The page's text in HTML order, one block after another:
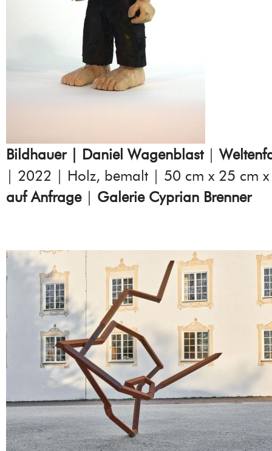
Bildhauer | Daniel Wagenblast|
| 2022 | Holz, bemalt | 50 cm x 25 cm
auf Anfrage | Galerie Cyprian Brenner